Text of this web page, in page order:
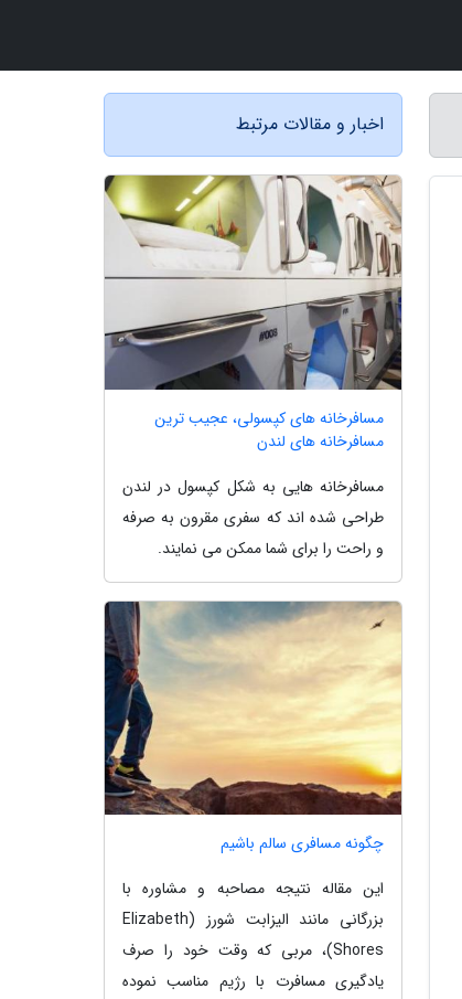
اخبار و مقالات مرتبط
مسافرخانه های کپسولی، عجیب ترین
مسافرخانه های لندن
مسافرخانه هایی به شکل کپسول در لندن
طراحی شده اند که سفری مقرون به صرفه
و راحت را برای شما ممکن می نمایند.
چگونه مسافری سالم باشیم
این مقاله نتیجه مصاحبه و مشاوره با
بزرگانی مانند الیزابت شورز (Elizabeth
Shores)، مربی که وقت خود را صرف
یادگیری مسافرت با رژیم مناسب نموده